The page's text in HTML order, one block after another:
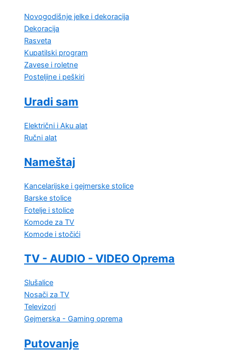
Novogodišnje jelke i dekoracija
Dekoracija
Rasveta
Kupatilski program
Zavese i roletne
Posteljine i peškiri
Uradi sam
Električni i Aku alat
Ručni alat
Nameštaj
Kancelarijske i gejmerske stolice
Barske stolice
Fotelje i stolice
Komode za TV
Komode i stočići
TV - AUDIO - VIDEO Oprema
Slušalice
Nosači za TV
Televizori
Gejmerska - Gaming oprema
Putovanje